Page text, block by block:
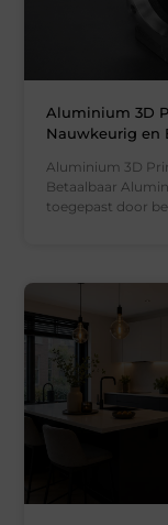
Aluminium 3D
Nauwkeurig en
Aluminium 3D
Betaalbaar
toegepast door